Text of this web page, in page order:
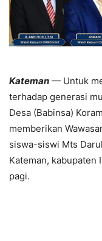
Kateman — Untuk
terhadap generasi
Desa (Babinsa)
memberikan
siswa-siswi Mts
Kateman, kabupaten
pagi.